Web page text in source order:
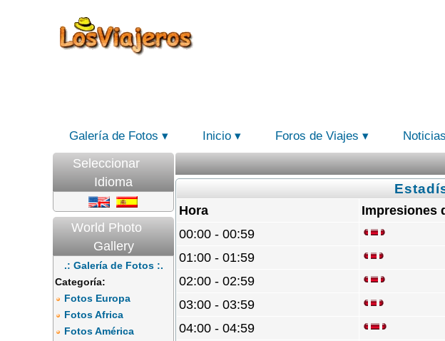
Galería de Fotos Inicio Foros de Viajes Noticias
Seleccionar
Idioma
World Photo
Gallery
.: Galería de Fotos :.
Categoría:
Fotos Europa
Fotos Africa
Fotos América
Hora
Impresiones
00:00 - 00:59
01:00 - 01:59
02:00 - 02:59
03:00 - 03:59
04:00 - 04:59